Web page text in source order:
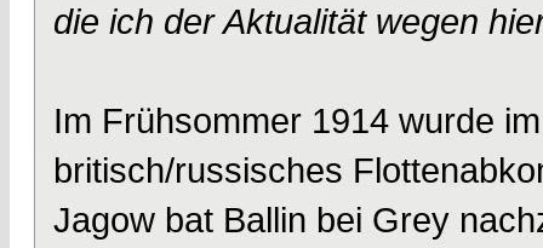
die ich der Aktualität wegen
Im Frühsommer 1914 wurde
britisch/russisches
Jagow bat Ballin bei Grey